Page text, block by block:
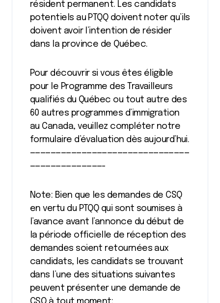
résident permanent. Les candidats
potentiels au PTQQ doivent noter qu’ils
doivent avoir l’intention de résider
dans la province de Québec.
Pour découvrir si vous êtes éligible
pour le Programme des Travailleurs
qualifiés du Québec ou tout autre des
60 autres programmes d’immigration
au Canada, veuillez compléter notre
formulaire d’évaluation dès aujourd’hui.
———————————————————————————————
——————————————-
Note: Bien que les demandes de CSQ
en vertu du PTQQ qui sont soumises à
l’avance avant l’annonce du début de
la période officielle de réception des
demandes soient retournées aux
candidats, les candidats se trouvant
dans l’une des situations suivantes
peuvent présenter une demande de